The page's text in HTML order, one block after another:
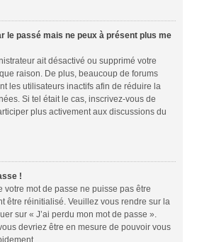
le passé mais ne peux à présent plus me
ait désactivé ou supprimé votre
raison. De plus, beaucoup de forums
les utilisateurs inactifs afin de réduire la
Si tel était le cas, inscrivez-vous de
plus activement aux discussions du
!
votre mot de passe ne puisse pas être
être réinitialisé. Veuillez vous rendre sur la
sur « J’ai perdu mon mot de passe ».
devriez être en mesure de pouvoir vous